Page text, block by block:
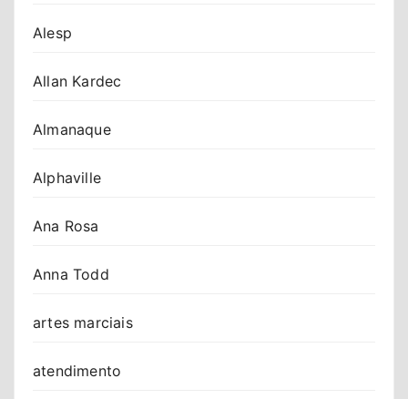
Alesp
Allan Kardec
Almanaque
Alphaville
Ana Rosa
Anna Todd
artes marciais
atendimento